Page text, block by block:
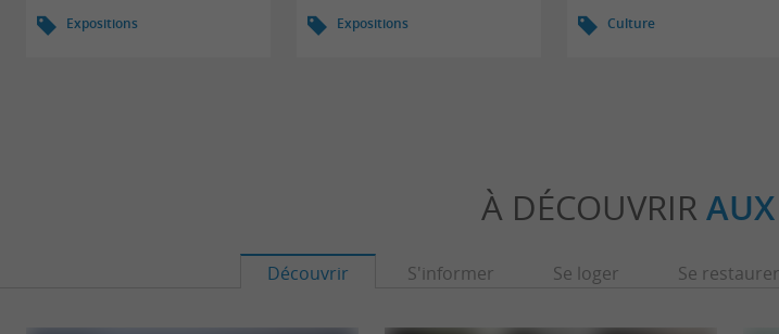
Expositions Expositions Culture
À DÉCOUVRIR
Découvrir S'informer Se loger Se restaurer